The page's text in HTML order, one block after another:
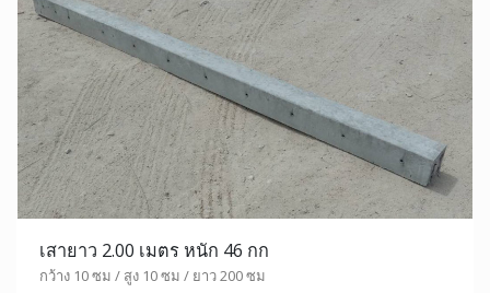
เสายาว 2.00 เมตร หนัก 46 กก
กว้าง 10 ซม / สูง 10 ซม / ยาว 200 ซม